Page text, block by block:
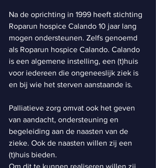
Na de oprichting in 1999 heeft stichting
Roparun hospice Calando 10 jaar lang
mogen ondersteunen. Zelfs genoemd
als Roparun hospice Calando. Calando
is een algemene instelling, een (t)huis
voor iedereen die ongeneeslijk ziek is
en bij wie het sterven aanstaande is.
Palliatieve zorg omvat ook het geven
van aandacht, ondersteuning en
begeleiding aan de naasten van de
zieke. Ook de naasten willen zij een
(t)huis bieden.
Om dit te kunnen realiseren willen zij